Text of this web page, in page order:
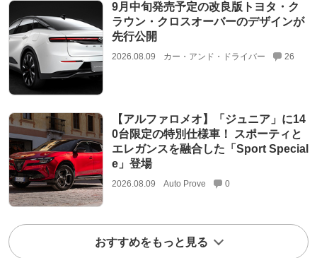
9月中旬発売予定の改良版トヨタ・ク
ラウン・クロスオーバーのデザインが
先行公開
2026.08.09 カー・アンド・ドライバー 26
【アルファロメオ】「ジュニア」に14
0台限定の特別仕様車！ スポーティと
エレガンスを融合した「Sport Special
e」登場
2026.08.09 Auto Prove 0
おすすめをもっと見る